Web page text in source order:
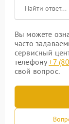
Вы можете
часто
сервисный
телефону+7
свой вопрос.